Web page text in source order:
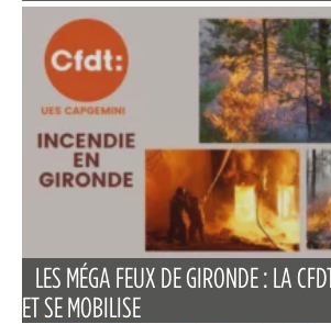
LES MÉGA FEUX DE GIRONDE : LA
ET SE MOBILISE